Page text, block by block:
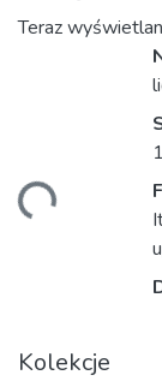
Teraz
Kolekcje